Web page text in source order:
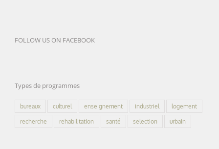
FOLLOW US ON FACEBOOK
Types de programmes
bureaux culturel enseignement industriel logement
recherche rehabilitation santé selection urbain